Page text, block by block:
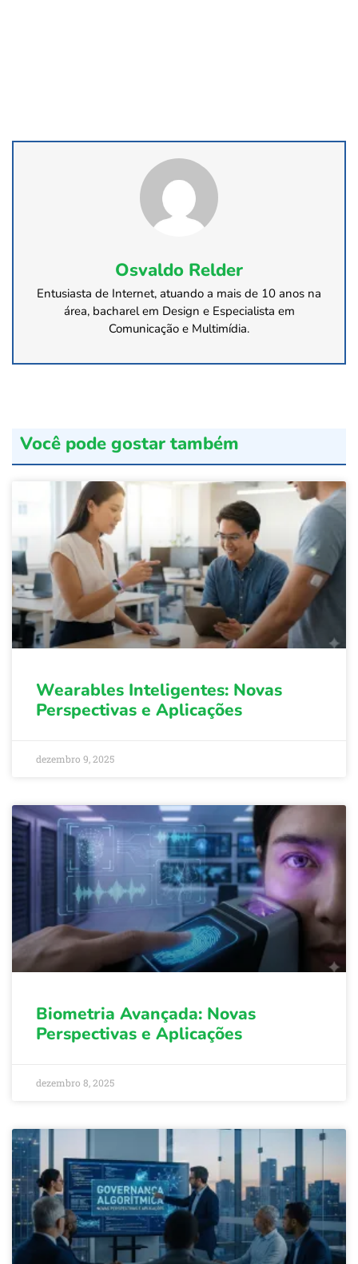
Osvaldo Relder
Entusiasta de Internet, atuando a mais de 10 anos na
área, bacharel em Design e Especialista em
Comunicação e Multimídia.
Você pode gostar também
Wearables Inteligentes: Novas
Perspectivas e Aplicações
dezembro 9, 2025
Biometria Avançada: Novas
Perspectivas e Aplicações
dezembro 8, 2025